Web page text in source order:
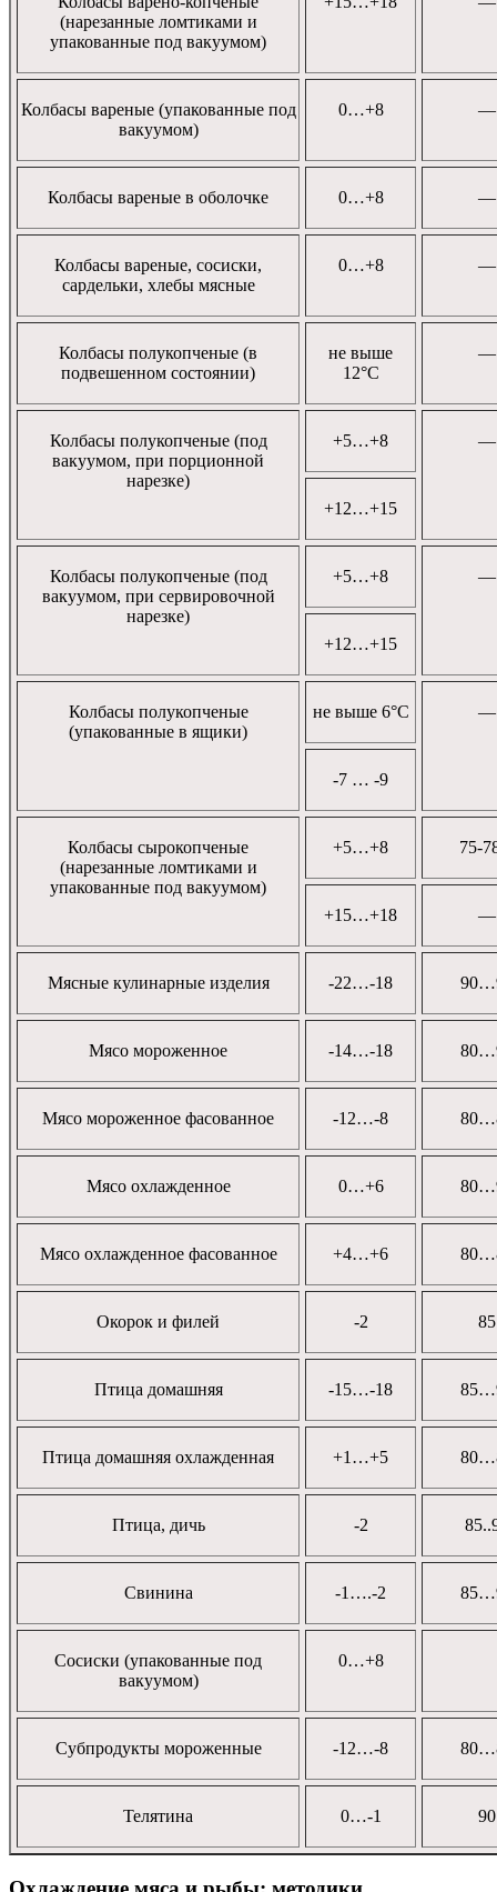
(нарезанные ломтиками и
упакованные под вакуумом)
Колбасы вареные (упакованные под
вакуумом)
0…+8 —
Колбасы вареные в оболочке 0…+8 —
Колбасы вареные, сосиски,
сардельки, хлебы мясные
0…+8 —
Колбасы полукопченые (в
подвешенном состоянии)
не выше
12°C
—
Колбасы полукопченые (под
вакуумом, при порционной
нарезке)
+5…+8 —
+12…+15
Колбасы полукопченые (под
вакуумом, при сервировочной
нарезке)
+5…+8 —
+12…+15
Колбасы полукопченые
(упакованные в ящики)
не выше 6°C —
-7 … -9
Колбасы сырокопченые
(нарезанные ломтиками и
упакованные под вакуумом)
+5…+8 75-
+15…+18 —
Мясные кулинарные изделия -22…-18
Мясо мороженное -14…-18
Мясо мороженное фасованное -12…-8
Мясо охлажденное 0…+6
Мясо охлажденное фасованное +4…+6
Окорок и филей -2 85
Птица домашняя -15…-18
Птица домашняя охлажденная +1…+5
Птица, дичь -2
Свинина -1….-2
Сосиски (упакованные под
вакуумом)
0…+8
Субпродукты мороженные -12…-8
Телятина 0…-1 90